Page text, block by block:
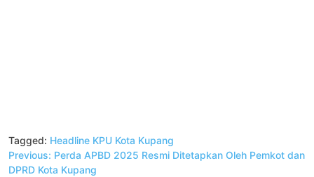
Tagged: Headline KPU Kota Kupang
Navigasi
pos
Previous: Perda APBD 2025 Resmi Ditetapkan Oleh Pemkot dan
DPRD Kota Kupang